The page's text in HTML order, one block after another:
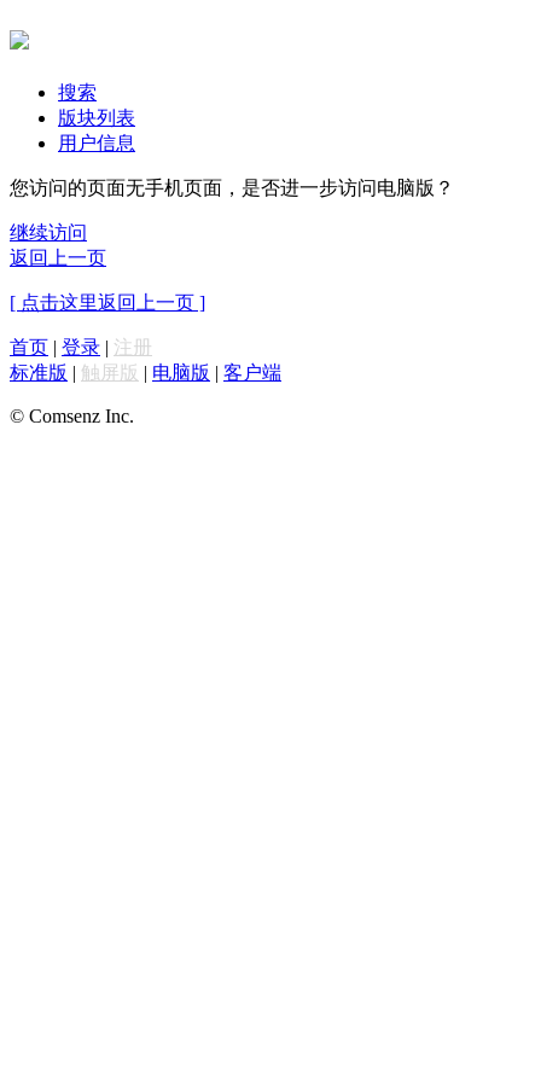
搜索
版块列表
用户信息
您访问的页面无手机页面，是否进一步访问电脑版？
继续访问
返回上一页
[ 点击这里返回上一页 ]
首页 | 登录 | 注册
标准版 | 触屏版 | 电脑版 | 客户端
© Comsenz Inc.